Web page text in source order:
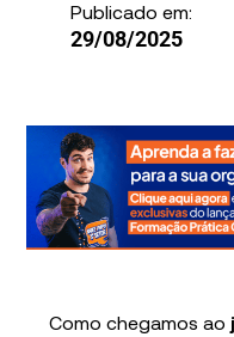
Publicado em:
29/08/2025
Como chegamos ao